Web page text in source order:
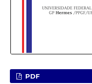
PDF